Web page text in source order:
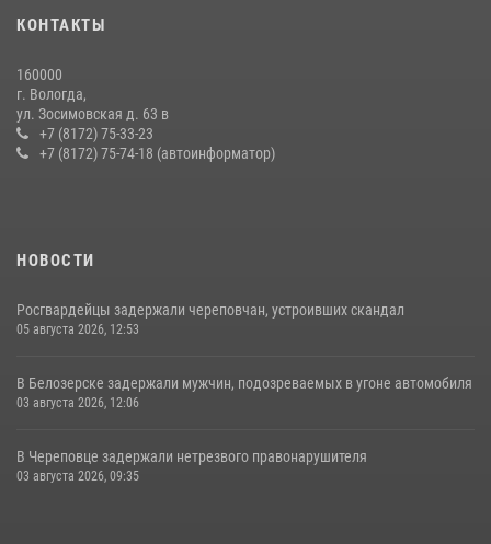
угрожавших молодежи расправой
21 единицу оружия изъяли за минувшую неделю сотрудники
Росгвардии в Вологодской области
20 июля 2026, 10:47
КОНТАКТЫ
160000
г. Вологда,
ул. Зосимовская д. 63 в
+7 (8172) 75-33-23
+7 (8172) 75-74-18 (автоинформатор)
НОВОСТИ
Росгвардейцы задержали череповчан, устроивших скандал
05 августа 2026, 12:53
В Белозерске задержали мужчин, подозреваемых в угоне автомобиля
03 августа 2026, 12:06
В Череповце задержали нетрезвого правонарушителя
03 августа 2026, 09:35